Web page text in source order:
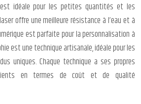
est idéale pour les petites quantités et les
offre une meilleure résistance à l’eau et à
est parfaite pour la personnalisation à
est une technique artisanale, idéale pour les
uniques. Chaque technique a ses propres
en termes de coût et de qualité